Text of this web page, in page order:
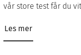
vår store test får du
Les mer